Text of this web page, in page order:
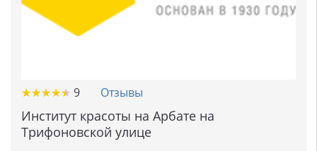
★★★★★
★★★★★ 9 Отзывы
Институт красоты на Арбате на
Трифоновской улице